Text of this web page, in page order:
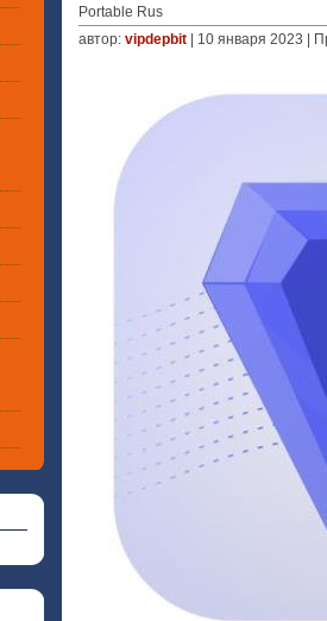
Portable Rus
автор: vipdepbit | 10 января 2023 |